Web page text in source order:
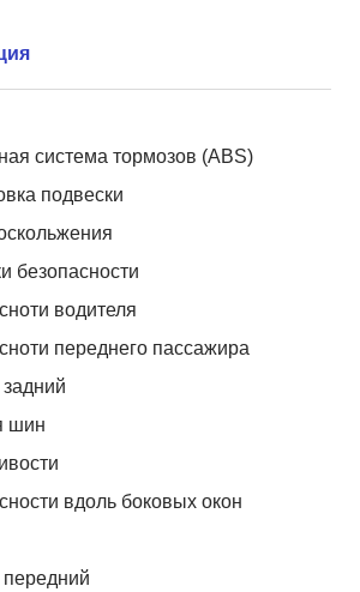
система тормозов (ABS)
подвески
безопасности
водителя
переднего пассажира
шин
вдоль боковых окон
передний